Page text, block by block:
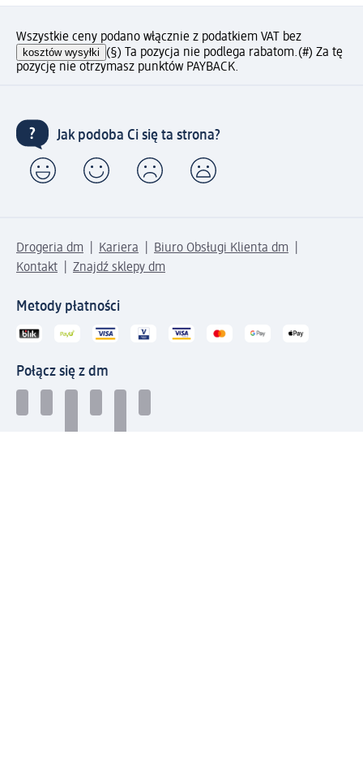
Wszystkie ceny podano włącznie z podatkiem VAT bez
kosztów wysyłki (§) Ta pozycja nie podlega rabatom.(#) Za tę
pozycję nie otrzymasz punktów PAYBACK.
Jak podoba Ci się ta strona?
Drogeria dm Kariera
Biuro Obsługi Klienta dm
Kontakt
Znajdź sklepy dm
Metody płatności
Połącz się z dm